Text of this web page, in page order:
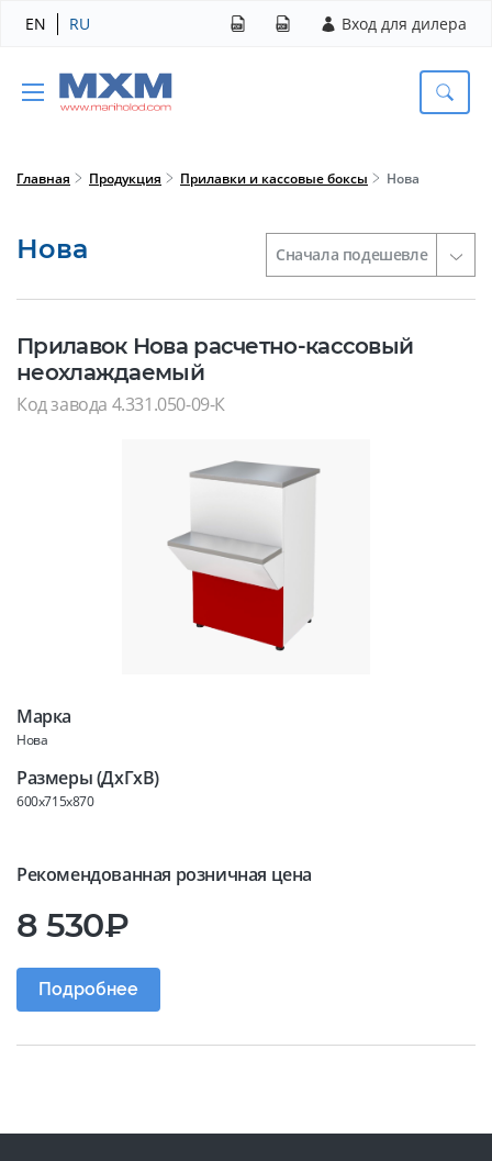
EN RU Вход для дилера
Главная Продукция Прилавки и кассовые боксы Нова
Нова
Прилавок Нова расчетно-кассовый
неохлаждаемый
Код завода 4.331.050-09-К
Марка
Нова
Размеры (ДхГхВ)
600x715x870
Рекомендованная розничная цена
8 530₽
Подробнее